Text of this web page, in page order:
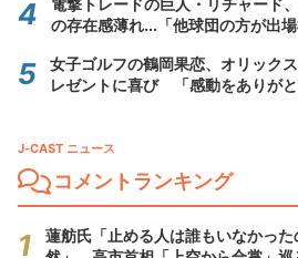
電撃トレードの巨人・リチャード
の存在感薄れ...「他球団の方が出
女子ゴルフの鶴岡果恋、オリック
レゼントに喜び 「感動をありがと
J-CAST ニュース
コメントランキング
蓮舫氏「止める人は誰もいなかっ